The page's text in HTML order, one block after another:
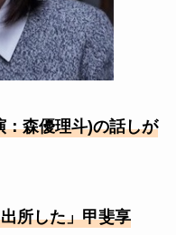
森優理斗)の話しが
所した」甲斐享